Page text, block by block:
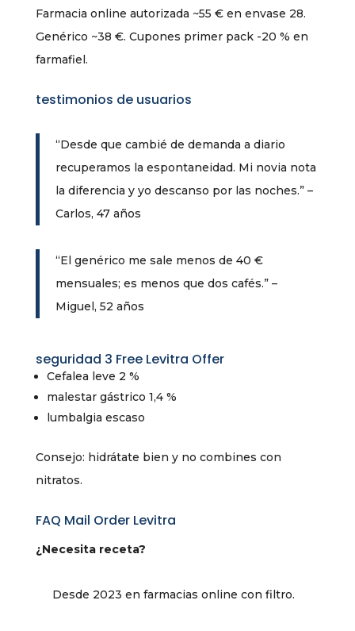
Farmacia online autorizada ~55 € en envase 28.
Genérico ~38 €. Cupones primer pack -20 % en
farmafiel.
testimonios de usuarios
“Desde que cambié de demanda a diario
recuperamos la espontaneidad. Mi novia nota
la diferencia y yo descanso por las noches.” –
Carlos, 47 años
“El genérico me sale menos de 40 €
mensuales; es menos que dos cafés.” –
Miguel, 52 años
seguridad 3 Free Levitra Offer
Cefalea leve 2 %
malestar gástrico 1,4 %
lumbalgia escaso
Consejo: hidrátate bien y no combines con
nitratos.
FAQ Mail Order Levitra
¿Necesita receta?
Desde 2023 en farmacias online con filtro.